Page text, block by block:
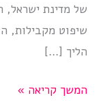
של מדינת ישראל,
שיפוט מקבילות,
הליך […]
מדריך:
המשך קריאה »